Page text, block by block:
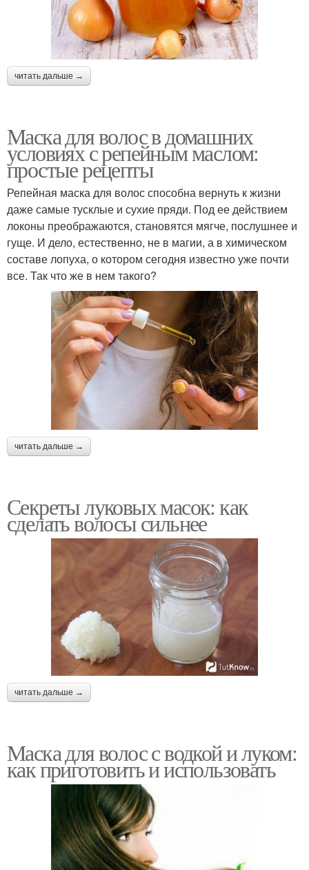
читать дальше →
Маска для волос в домашних
условиях с репейным маслом:
простые рецепты
Репейная маска для волос способна вернуть к жизни
даже самые тусклые и сухие пряди. Под ее действием
локоны преображаются, становятся мягче, послушнее и
гуще. И дело, естественно, не в магии, а в химическом
составе лопуха, о котором сегодня известно уже почти
все. Так что же в нем такого?
читать дальше →
Секреты луковых масок: как
сделать волосы сильнее
читать дальше →
Маска для волос с водкой и луком:
как приготовить и использовать